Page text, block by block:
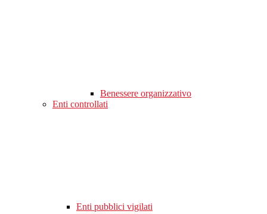
Benessere organizzativo
Enti controllati
Enti pubblici vigilati